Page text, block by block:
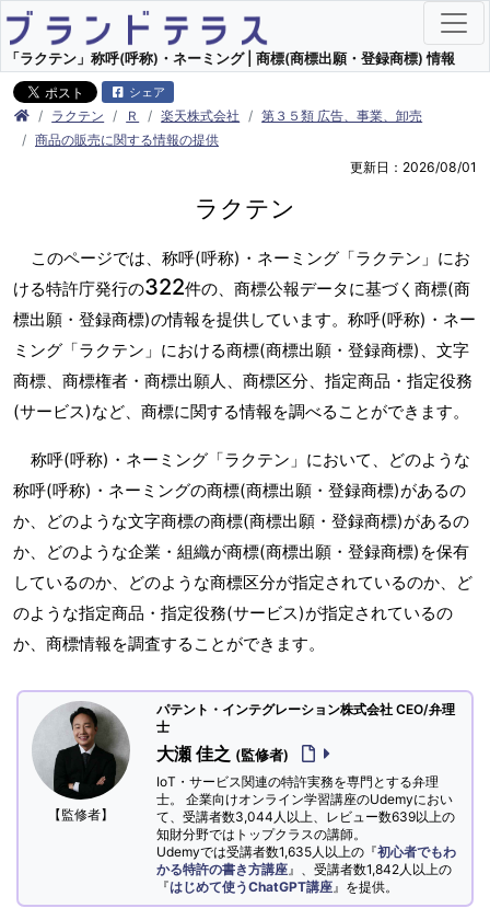
「ラクテン」称呼(呼称)・ネーミング | 商標(商標出願・登録商標) 情報
シェア
ラクテン Ｒ 楽天株式会社
第３５類 広告、事業、卸売
商品の販売に関する情報の提供
更新日：2026/08/01
ラクテン
このページでは、称呼(呼称)・ネーミング「ラクテン」にお
ける特許庁発行の322件の、商標公報データに基づく商標(商
標出願・登録商標)の情報を提供しています。称呼(呼称)・ネー
ミング「ラクテン」における商標(商標出願・登録商標)、文字
商標、商標権者・商標出願人、商標区分、指定商品・指定役務
(サービス)など、商標に関する情報を調べることができます。
称呼(呼称)・ネーミング「ラクテン」において、どのような
称呼(呼称)・ネーミングの商標(商標出願・登録商標)があるの
か、どのような文字商標の商標(商標出願・登録商標)があるの
か、どのような企業・組織が商標(商標出願・登録商標)を保有
しているのか、どのような商標区分が指定されているのか、ど
のような指定商品・指定役務(サービス)が指定されているの
か、商標情報を調査することができます。
【監修者】
パテント・インテグレーション株式会社 CEO/弁理
士
大瀬 佳之 (監修者)
IoT・サービス関連の特許実務を専門とする弁理
士。 企業向けオンライン学習講座のUdemyにおい
て、受講者数3,044人以上、レビュー数639以上の
知財分野ではトップクラスの講師。
Udemyでは受講者数1,635人以上の『初心者でもわ
かる特許の書き方講座 』、受講者数1,842人以上の
『はじめて使うChatGPT講座 』を提供。